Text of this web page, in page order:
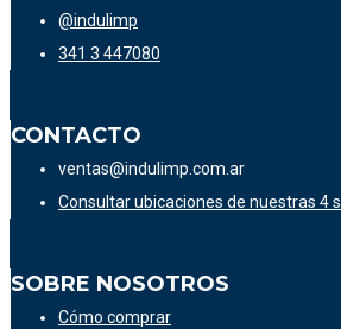
@indulimp
341 3 447080
CONTACTO
ventas@indulimp.com.ar
Consultar ubicaciones de nuestras 4
SOBRE NOSOTROS
Cómo comprar